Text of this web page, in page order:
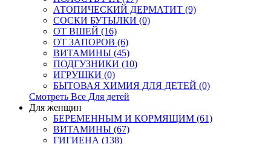
АТОПИЧЕСКИЙ ДЕРМАТИТ (9)
СОСКИ БУТЫЛКИ (0)
ОТ ВШЕЙ (16)
ОТ ЗАПОРОВ (6)
ВИТАМИНЫ (45)
ПОДГУЗНИКИ (10)
ИГРУШКИ (0)
БЫТОВАЯ ХИМИЯ ДЛЯ ДЕТЕЙ (0)
Смотреть Все Для детей
Для женщин
БЕРЕМЕННЫМ И КОРМЯЩИМ (61)
ВИТАМИНЫ (67)
ГИГИЕНА (138)